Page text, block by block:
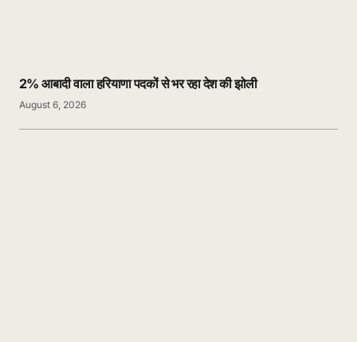
2% आबादी वाला हरियाणा पदकों से भर रहा देश की झोली
August 6, 2026